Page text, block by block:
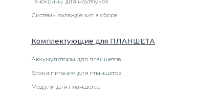
Системы охлаждения в сборе
Комплектующие для ПЛАНШЕТА
Аккумуляторы для планшетов
Блоки питания для планшетов
Модули для планшетов